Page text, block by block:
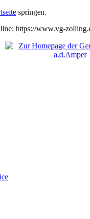
springen.
https://www.vg-